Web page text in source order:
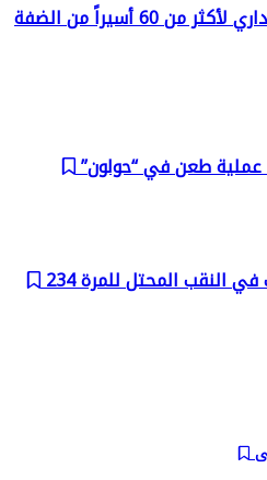
الاحتلال يصدر أوامر اعتقال إداري لأكثر من 60 أسيراً من الضفة
النقب المحتل للمرة 234